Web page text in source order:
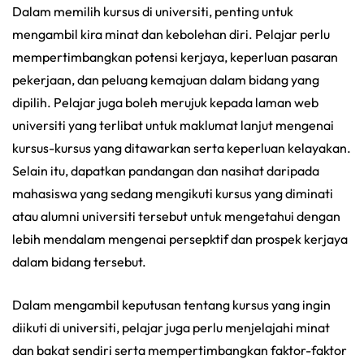
Dalam memilih kursus di universiti, penting untuk
mengambil kira minat dan kebolehan diri. Pelajar perlu
mempertimbangkan potensi kerjaya, keperluan pasaran
pekerjaan, dan peluang kemajuan dalam bidang yang
dipilih. Pelajar juga boleh merujuk kepada laman web
universiti yang terlibat untuk maklumat lanjut mengenai
kursus-kursus yang ditawarkan serta keperluan kelayakan.
Selain itu, dapatkan pandangan dan nasihat daripada
mahasiswa yang sedang mengikuti kursus yang diminati
atau alumni universiti tersebut untuk mengetahui dengan
lebih mendalam mengenai persepktif dan prospek kerjaya
dalam bidang tersebut.
Dalam mengambil keputusan tentang kursus yang ingin
diikuti di universiti, pelajar juga perlu menjelajahi minat
dan bakat sendiri serta mempertimbangkan faktor-faktor